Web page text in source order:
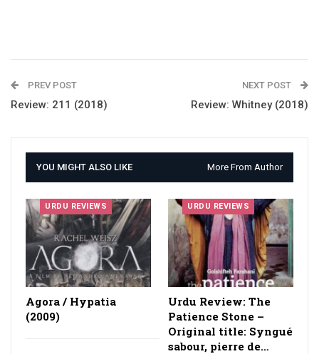
PREV POST
Review: 211 (2018)
NEXT POST
Review: Whitney (2018)
YOU MIGHT ALSO LIKE More From Author
URDU REVIEWS
Agora / Hypatia
(2009)
URDU REVIEWS
Urdu Review: The
Patience Stone –
Original title: Syngué
sabour, pierre de…